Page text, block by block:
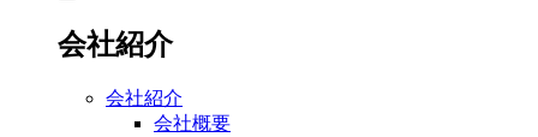
会社紹介
会社紹介
会社概要